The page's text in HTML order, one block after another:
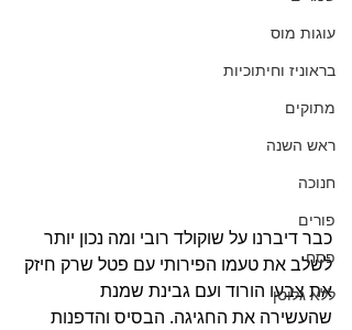
עוגות מוס
בראוניז וחיתוכיות
מתוקים
ראש השנה
חנוכה
פורים
פסח
ללא גלוטן
כבר דיברנו על שוקולד רובי ומה נכון יותר
לשלב את טעמו הפירותי עם פטל שרק חיזק
את צבעו הורוד ועם גבינת שמנת
שהעשירה את החגיגה. הבסיס והדפנות